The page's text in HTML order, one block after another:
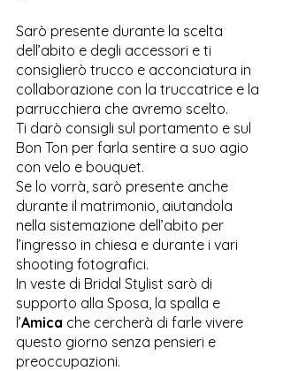
Sarò presente durante la scelta
dell’abito e degli accessori e ti
consiglierò trucco e acconciatura in
collaborazione con la truccatrice e la
parrucchiera che avremo scelto.
Ti darò consigli sul portamento e sul
Bon Ton per farla sentire a suo agio
con velo e bouquet.
Se lo vorrà, sarò presente anche
durante il matrimonio, aiutandola
nella sistemazione dell’abito per
l’ingresso in chiesa e durante i vari
shooting fotografici.
In veste di Bridal Stylist sarò di
supporto alla Sposa, la spalla e
l’Amica che cercherà di farle vivere
questo giorno senza pensieri e
preoccupazioni.